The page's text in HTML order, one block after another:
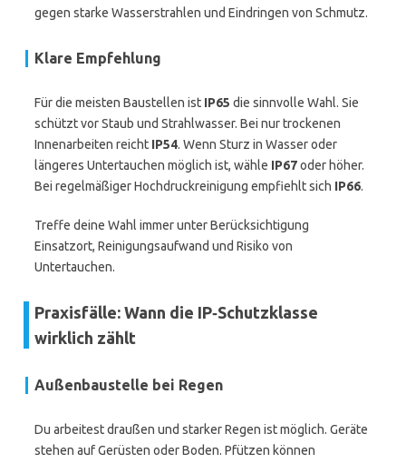
gegen starke Wasserstrahlen und Eindringen von Schmutz.
Klare Empfehlung
Für die meisten Baustellen ist IP65 die sinnvolle Wahl. Sie
schützt vor Staub und Strahlwasser. Bei nur trockenen
Innenarbeiten reicht IP54. Wenn Sturz in Wasser oder
längeres Untertauchen möglich ist, wähle IP67oder höher.
Bei regelmäßiger Hochdruckreinigung empfiehlt sich IP66.
Treffe deine Wahl immer unter Berücksichtigung
Einsatzort, Reinigungsaufwand und Risiko von
Untertauchen.
Praxisfälle: Wann die IP‑Schutzklasse
wirklich zählt
Außenbaustelle bei Regen
Du arbeitest draußen und starker Regen ist möglich. Geräte
stehen auf Gerüsten oder Boden. Pfützen können